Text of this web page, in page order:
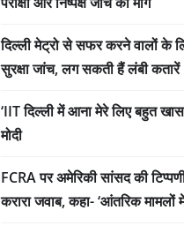
दिल्ली मेट्रो से सफर करने वालों के
सुरक्षा जांच, लग सकती हैं लंबी कतारें
‘IIT दिल्ली में आना मेरे लिए बहुत
मोदी
FCRA पर अमेरिकी सांसद की
करारा जवाब, कहा- ‘आंतरिक मामलों